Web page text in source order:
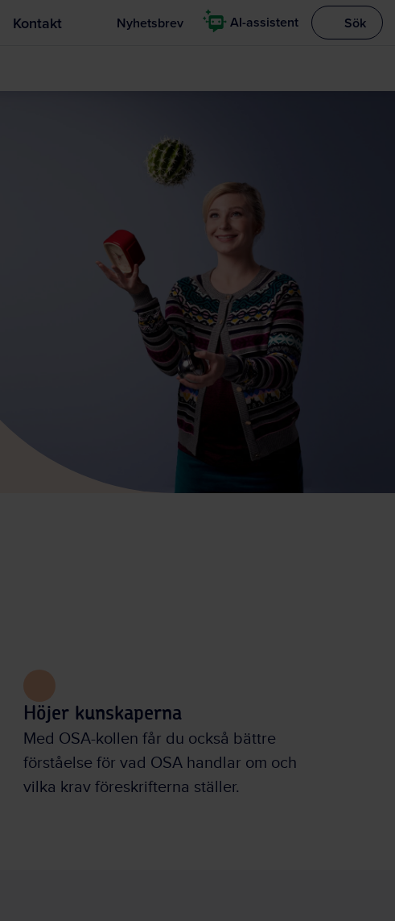
Kontakt Nyhetsbrev AI-assistent Visa
Sök
Höjer kunskaperna
Med OSA-kollen får du också bättre
förståelse för vad OSA handlar om och
vilka krav föreskrifterna ställer.